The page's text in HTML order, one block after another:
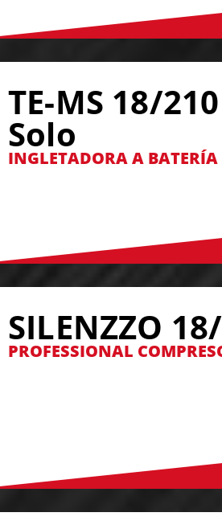
TE-MS 18/
Solo
INGLETADORA A BATERÍA
SILENZZO
PROFESSIONAL